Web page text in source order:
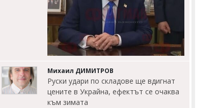
Михаил ДИМИТРОВ
Руски удари по складове ще вдигнат
цените в Украйна, ефектът се очаква
към зимата